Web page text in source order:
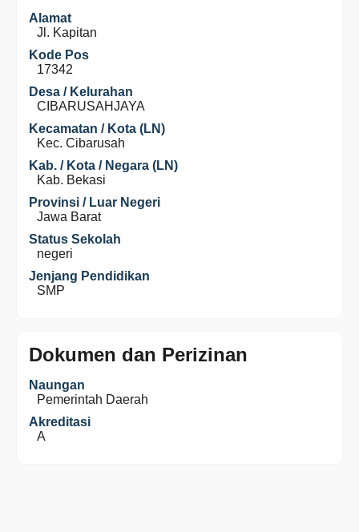
Alamat
Jl. Kapitan
Kode Pos
17342
Desa / Kelurahan
CIBARUSAHJAYA
Kecamatan / Kota (LN)
Kec. Cibarusah
Kab. / Kota / Negara (LN)
Kab. Bekasi
Provinsi / Luar Negeri
Jawa Barat
Status Sekolah
negeri
Jenjang Pendidikan
SMP
Dokumen dan Perizinan
Naungan
Pemerintah Daerah
Akreditasi
A